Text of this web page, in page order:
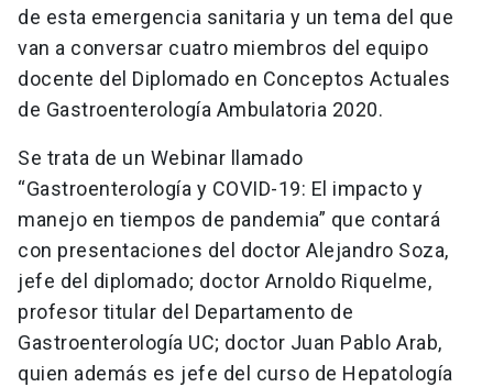
de esta emergencia sanitaria y un tema del que
van a conversar cuatro miembros del equipo
docente del Diplomado en Conceptos Actuales
de Gastroenterología Ambulatoria 2020.
Se trata de un Webinar llamado
“Gastroenterología y COVID-19: El impacto y
manejo en tiempos de pandemia” que contará
con presentaciones del doctor Alejandro Soza,
jefe del diplomado; doctor Arnoldo Riquelme,
profesor titular del Departamento de
Gastroenterología UC; doctor Juan Pablo Arab,
quien además es jefe del curso de Hepatología